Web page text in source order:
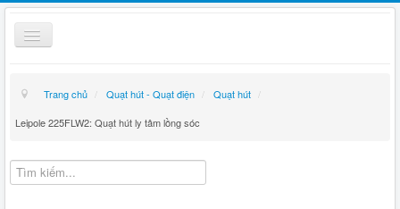
Toggle
Navigation
Kỹ thuật
Giỏ hàng
Hướng dẫn mua hàng
Trang chủ / Quạt hút - Quạt điện / Quạt hút
/
Leipole 225FLW2: Quạt hút ly tâm lồng sóc